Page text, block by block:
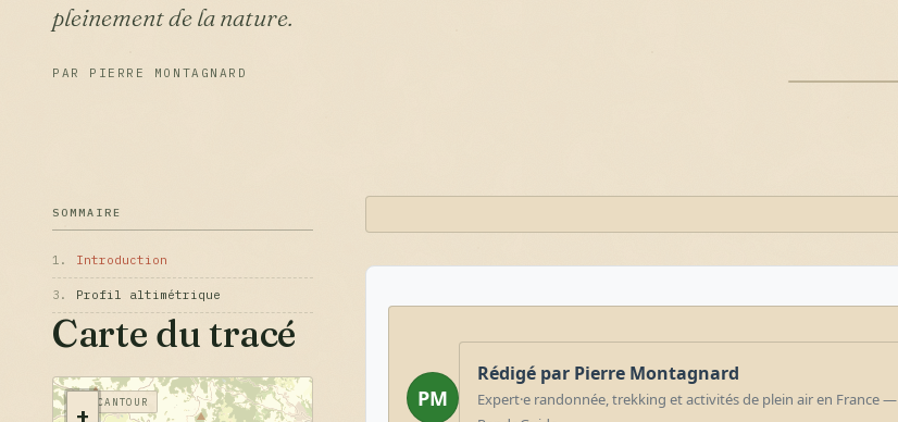
pleinement de la nature.
PAR PIERRE MONTAGNARD
SOMMAIRE
1. Introduction
3. Profil altimétrique
Carte du tracé
+MERCANTOUR PM
Rédigé par Pierre Montagnard
Expert·e randonnée, trekking et activités de plein air en France —